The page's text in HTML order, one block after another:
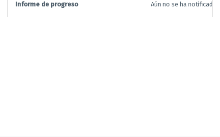
Informe de progreso Aún no se ha notificado